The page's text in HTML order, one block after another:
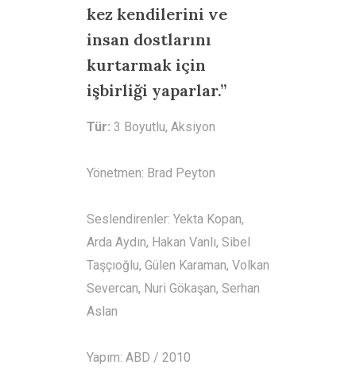
kez kendilerini ve
insan dostlarını
kurtarmak için
işbirliği yaparlar.”
Tür: 3 Boyutlu, Aksiyon
Yönetmen: Brad Peyton
Seslendirenler: Yekta Kopan,
Arda Aydın, Hakan Vanlı, Sibel
Taşçıoğlu, Gülen Karaman, Volkan
Severcan, Nuri Gökaşan, Serhan
Aslan
Yapım: ABD / 2010